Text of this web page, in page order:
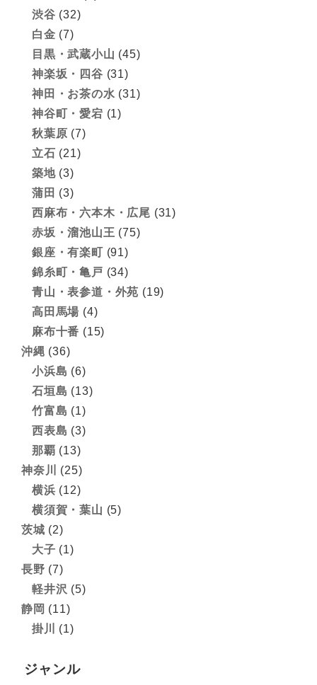
渋谷 (32)
白金 (7)
目黒・武蔵小山 (45)
神楽坂・四谷 (31)
神田・お茶の水 (31)
神谷町・愛宕 (1)
秋葉原 (7)
立石 (21)
築地(3)
蒲田 (3)
西麻布・六本木・広尾 (31)
赤坂・溜池山王 (75)
銀座・有楽町 (91)
錦糸町・亀戸 (34)
青山・表参道・外苑 (19)
高田馬場 (4)
麻布十番 (15)
沖縄 (36)
小浜島 (6)
石垣島 (13)
竹富島 (1)
西表島 (3)
那覇 (13)
神奈川
(25)
横浜 (12)
横須賀・葉山 (5)
茨城 (2)
大子 (1)
長野 (7)
軽井沢 (5)
静岡 (11)
掛川
(1)
ジャンル